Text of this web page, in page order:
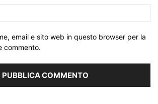
email e sito web in questo browser per la
commento.